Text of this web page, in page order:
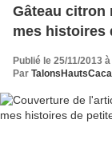
Gâteau citron
mes histoires
Publié le 25/11/2013
Par